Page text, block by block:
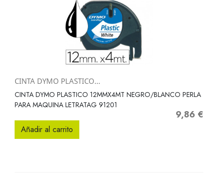
CINTA DYMO PLASTICO...
CINTA DYMO PLASTICO 12MMX4MT NEGRO/BLANCO PERLA
PARA MAQUINA LETRATAG 91201
Precio
9,86 €
Añadir al carrito